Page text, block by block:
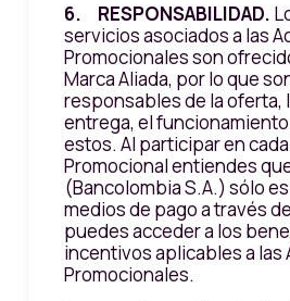
6. RESPONSABILIDAD.
servicios asociados a las
Promocionales son
Marca Aliada, por lo que
responsables de la oferta,
entrega, el
estos. Al participar en
Promocional entiendes
(Bancolombia S.A.) sólo
medios de pago a través
puedes acceder a los
incentivos aplicables a las
Promocionales.